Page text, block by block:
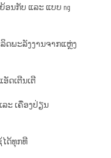
ນກັບ ແລະ ແບບ ng
ດພະລັງງານຈາກແຫຼ່ງ
ອັດເຕີນເຕີ
ະ ເຄື່ອງປ່ຽນ
ໄດ້ທຸກທີ